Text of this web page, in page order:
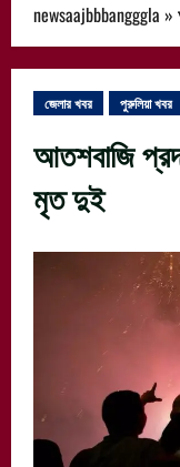
newsaajbbbangggla »
জেলার খবর পুরুলিয়া খবর
আতশবাজি
মৃত দুই